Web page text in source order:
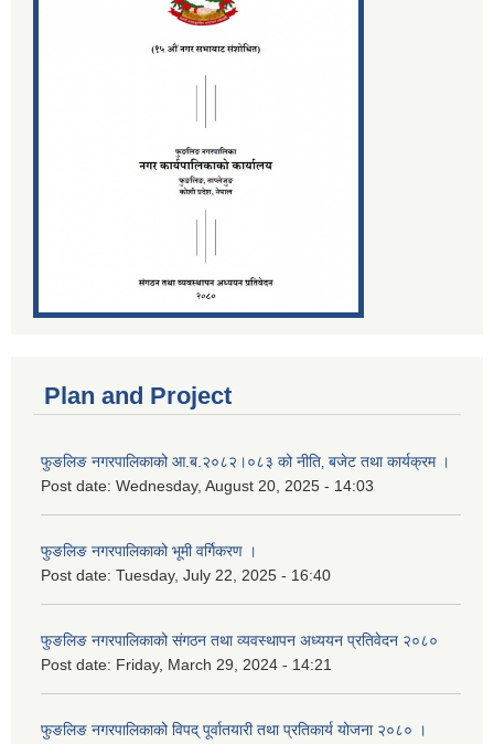
Plan and Project
फुङलिङ नगरपालिकाको आ.ब.२०८२।०८३ को नीति‚ बजेट तथा कार्यक्रम ।
Post date: Wednesday, August 20, 2025 - 14:03
फुङलिङ नगरपालिकाको भूमी वर्गिकरण ।
Post date: Tuesday, July 22, 2025 - 16:40
फुङलिङ नगरपालिकाको संगठन तथा व्यवस्थापन अध्ययन प्रतिवेदन २०८०
Post date: Friday, March 29, 2024 - 14:21
फुङलिङ नगरपालिकाको विपद् पूर्वातयारी तथा प्रतिकार्य योजना २०८० ।